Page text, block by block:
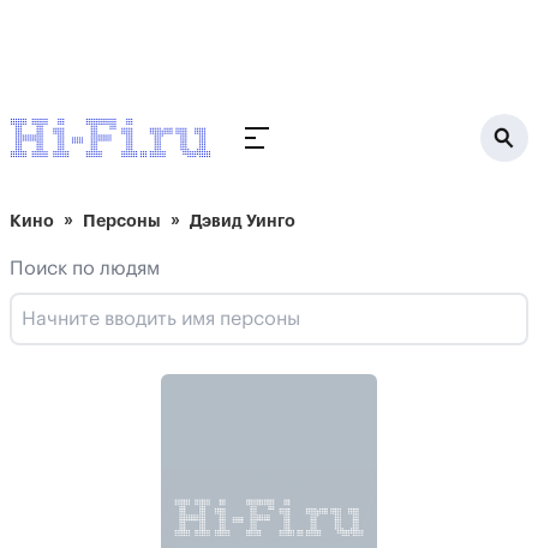
Кино Персоны Дэвид Уинго
Поиск по людям